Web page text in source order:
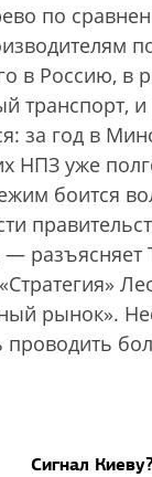
по
в Россию, в
транспорт,
за год в
НПЗ уже
боится
— разъясняет
рынок».
Сигнал